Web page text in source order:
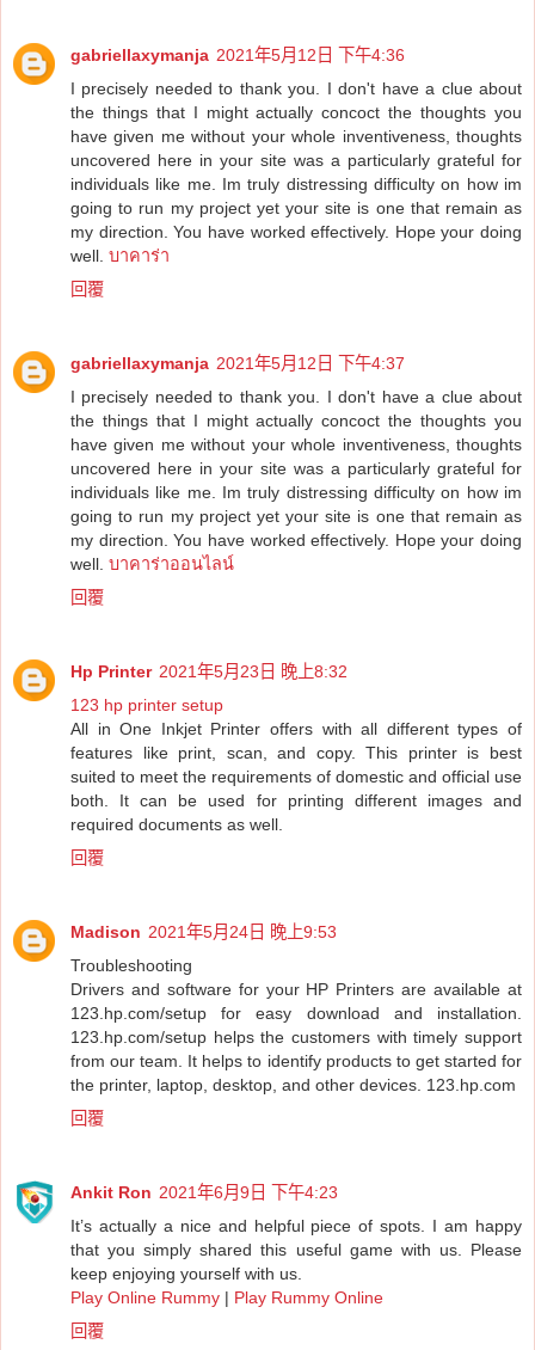
gabriellaxymanja 2021年5月12日 下午4:36
I precisely needed to thank you. I don't have a clue about
the things that I might actually concoct the thoughts you
have given me without your whole inventiveness, thoughts
uncovered here in your site was a particularly grateful for
individuals like me. Im truly distressing difficulty on how im
going to run my project yet your site is one that remain as
my direction. You have worked effectively. Hope your doing
well. บาคาร่า
回覆
gabriellaxymanja 2021年5月12日 下午4:37
I precisely needed to thank you. I don't have a clue about
the things that I might actually concoct the thoughts you
have given me without your whole inventiveness, thoughts
uncovered here in your site was a particularly grateful for
individuals like me. Im truly distressing difficulty on how im
going to run my project yet your site is one that remain as
my direction. You have worked effectively. Hope your doing
well. บาคาร่าออนไลน์
回覆
Hp Printer 2021年5月23日 晚上8:32
123 hp printer setup
All in One Inkjet Printer offers with all different types of
features like print, scan, and copy. This printer is best
suited to meet the requirements of domestic and official use
both. It can be used for printing different images and
required documents as well.
回覆
Madison 2021年5月24日 晚上9:53
Troubleshooting
Drivers and software for your HP Printers are available at
123.hp.com/setup for easy download and installation.
123.hp.com/setup helps the customers with timely support
from our team. It helps to identify products to get started for
the printer, laptop, desktop, and other devices. 123.hp.com
回覆
Ankit Ron 2021年6月9日 下午4:23
It’s actually a nice and helpful piece of spots. I am happy
that you simply shared this useful game with us. Please
keep enjoying yourself with us.
Play Online Rummy | Play Rummy Online
回覆